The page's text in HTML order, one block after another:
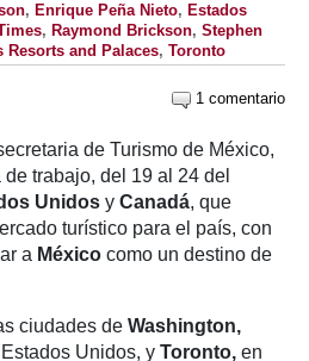
, Enrique Peña Nieto, Estados
, Raymond Brickson, Stephen
Resorts and Palaces, Toronto
1 comentario
de Turismo de México,
trabajo, del 19 al 24 del
Unidos y Canadá, que
turístico para el país, con
a México como un destino de
ciudades de Washington,
Unidos, y Toronto, en